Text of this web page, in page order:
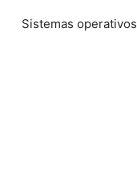
Sistemas operativos